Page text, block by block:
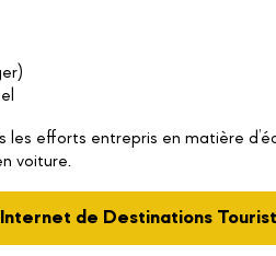
les efforts entrepris en matière
voiture.
de Destinations